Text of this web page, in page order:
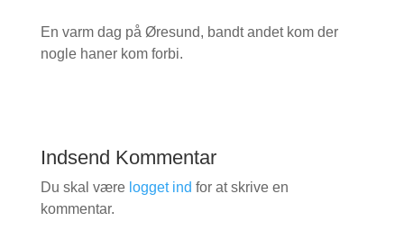
En varm dag på Øresund, bandt andet kom der
nogle haner kom forbi.
Indsend Kommentar
Du skal være logget ind for at skrive en
kommentar.